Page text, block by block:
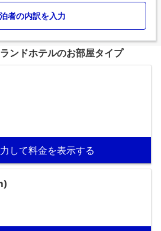
者の内訳を入力
ンドホテルのお部屋タイプ
して料金を表示する